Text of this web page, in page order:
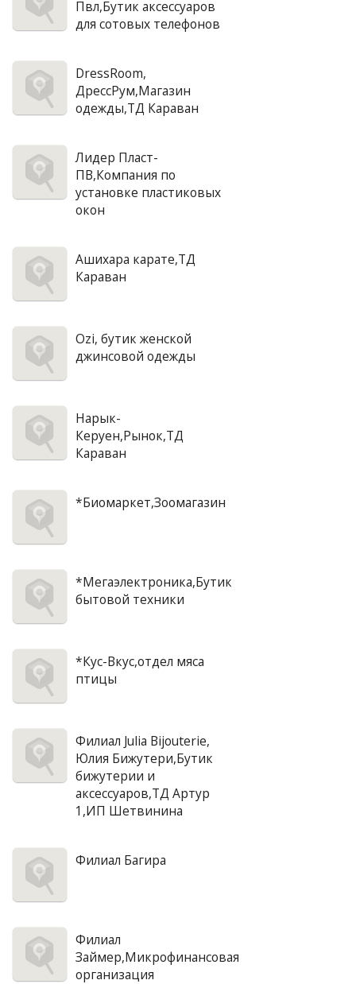
Пвл,Бутик аксессуаров
для сотовых телефонов
DressRoom,
ДрессРум,Магазин
одежды,ТД Караван
Лидер Пласт-
ПВ,Компания по
установке пластиковых
окон
Ашихара карате,ТД
Караван
Ozi, бутик женской
джинсовой одежды
Нарык-
Керуен,Рынок,ТД
Караван
*Биомаркет,Зоомагазин
*Мегаэлектроника,Бутик
бытовой техники
*Кус-Вкус,отдел мяса
птицы
Филиал Julia Bijouterie,
Юлия Бижутери,Бутик
бижутерии и
аксессуаров,ТД Артур
1,ИП Шетвинина
Филиал Багира
Филиал
Займер,Микрофинансовая
организация